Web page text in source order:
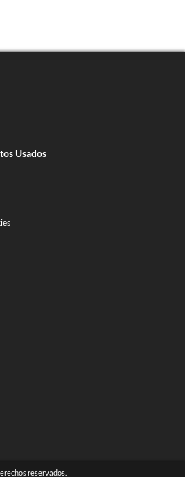
Usados
reservados.